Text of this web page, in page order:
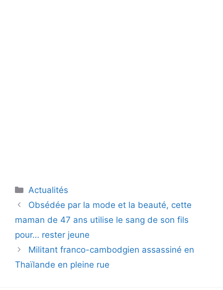
Catégories
Actualités
Obsédée par la mode et la beauté, cette
maman de 47 ans utilise le sang de son fils
pour… rester jeune
Militant franco-cambodgien assassiné en
Thaïlande en pleine rue